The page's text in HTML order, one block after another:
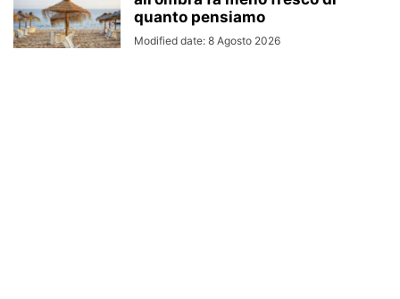
quanto pensiamo
Modified date: 8 Agosto 2026